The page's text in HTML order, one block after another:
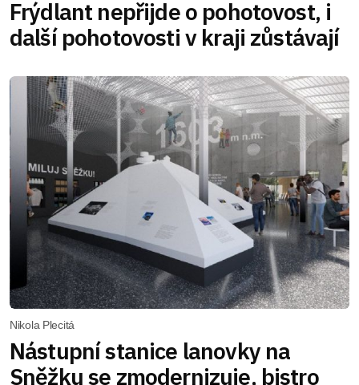
Frýdlant nepřijde o pohotovost, i
další pohotovosti v kraji zůstávají
Nikola Plecitá
Nástupní stanice lanovky na
Sněžku se zmodernizuje, bistro